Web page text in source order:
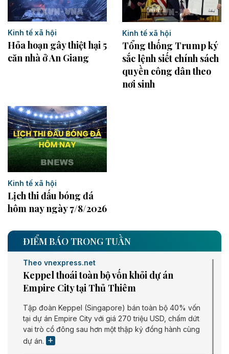
Kinh tế xã hội
Hỏa hoạn gây thiệt hại 5
căn nhà ở An Giang
Kinh tế xã hội
Tổng thống Trump ký
sắc lệnh siết chính sách
quyền công dân theo
nơi sinh
Kinh tế xã hội
Lịch thi đấu bóng đá
hôm nay ngày 7/8/2026
ĐIỂM BÁO TRONG TUẦN
Theo vnexpress.net
Keppel thoái toàn bộ vốn khỏi dự án
Empire City tại Thủ Thiêm
Tập đoàn Keppel (Singapore) bán toàn bộ 40% vốn
tại dự án Empire City với giá 270 triệu USD, chấm dứt
vai trò cổ đông sau hơn một thập kỷ đồng hành cùng
dự án.